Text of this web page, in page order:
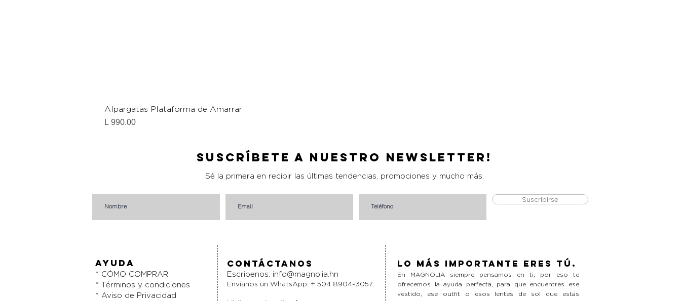
Alpargatas Plataforma de Amarrar
Precio
L 990.00
Suscríbete a nuestro Newsletter!
Sé la primera en recibir las últimas tendencias, promociones y mucho más.
Suscribirse
AYUDA
* CÓMO COMPRAR
* Términos y condiciones
* Aviso de Privacidad
Contáctanos
Escribenos: info@magnolia.hn
Envíanos un WhatsApp: + 504 8904-3057
Lo más importante eres tú.
En MAGNOLIA siempre pensamos en ti, por eso te
ofrecemos la ayuda perfecta, para que encuentres ese
vestido, ese outfit o esos lentes de sol que estás